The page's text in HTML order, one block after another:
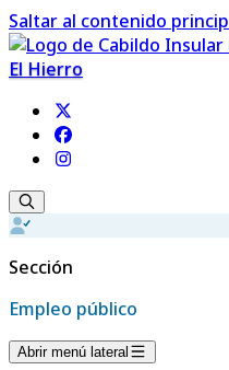
Saltar al contenido
El Hierro
Sección
Empleo público
Abrir menú lateral